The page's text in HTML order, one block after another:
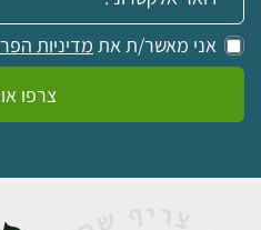
אני מאשר/ת את מדיניות
צרפו